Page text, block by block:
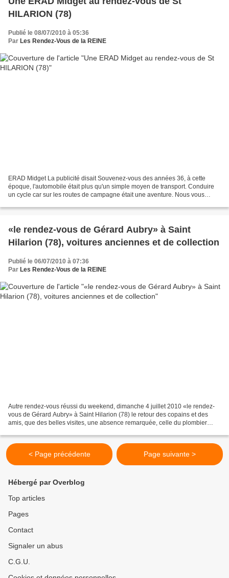
HILARION (78)
Publié le 08/07/2010 à 05:36
Par Les Rendez-Vous de la REINE
ERAD Midget La publicité disait Souvenez-vous des années 36, à cette
époque, l'automobile était plus qu'un simple moyen de transport. Conduire
un cycle car sur les routes de campagne était une aventure. Nous vous
«le rendez-vous de Gérard Aubry» à Saint
Hilarion (78), voitures anciennes et de collection
Publié le 06/07/2010 à 07:36
Par Les Rendez-Vous de la REINE
Autre rendez-vous réussi du weekend, dimanche 4 juillet 2010 «le rendez-
vous de Gérard Aubry» à Saint Hilarion (78) le retour des copains et des
amis, que des belles visites, une absence remarquée, celle du plombier
< Page précédente Page suivante >
Hébergé par Overblog
Top articles
Pages
Contact
Signaler un abus
C.G.U.